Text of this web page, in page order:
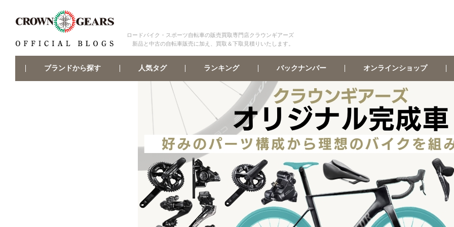
ロードバイク・スポーツ自転車の販売買取専門店クラウンギアーズ
新品と中古の自転車販売に加え、買取＆下取見積りいたします。
ブランドから探す 人気タグ ランキング バックナンバー オンラインショップ